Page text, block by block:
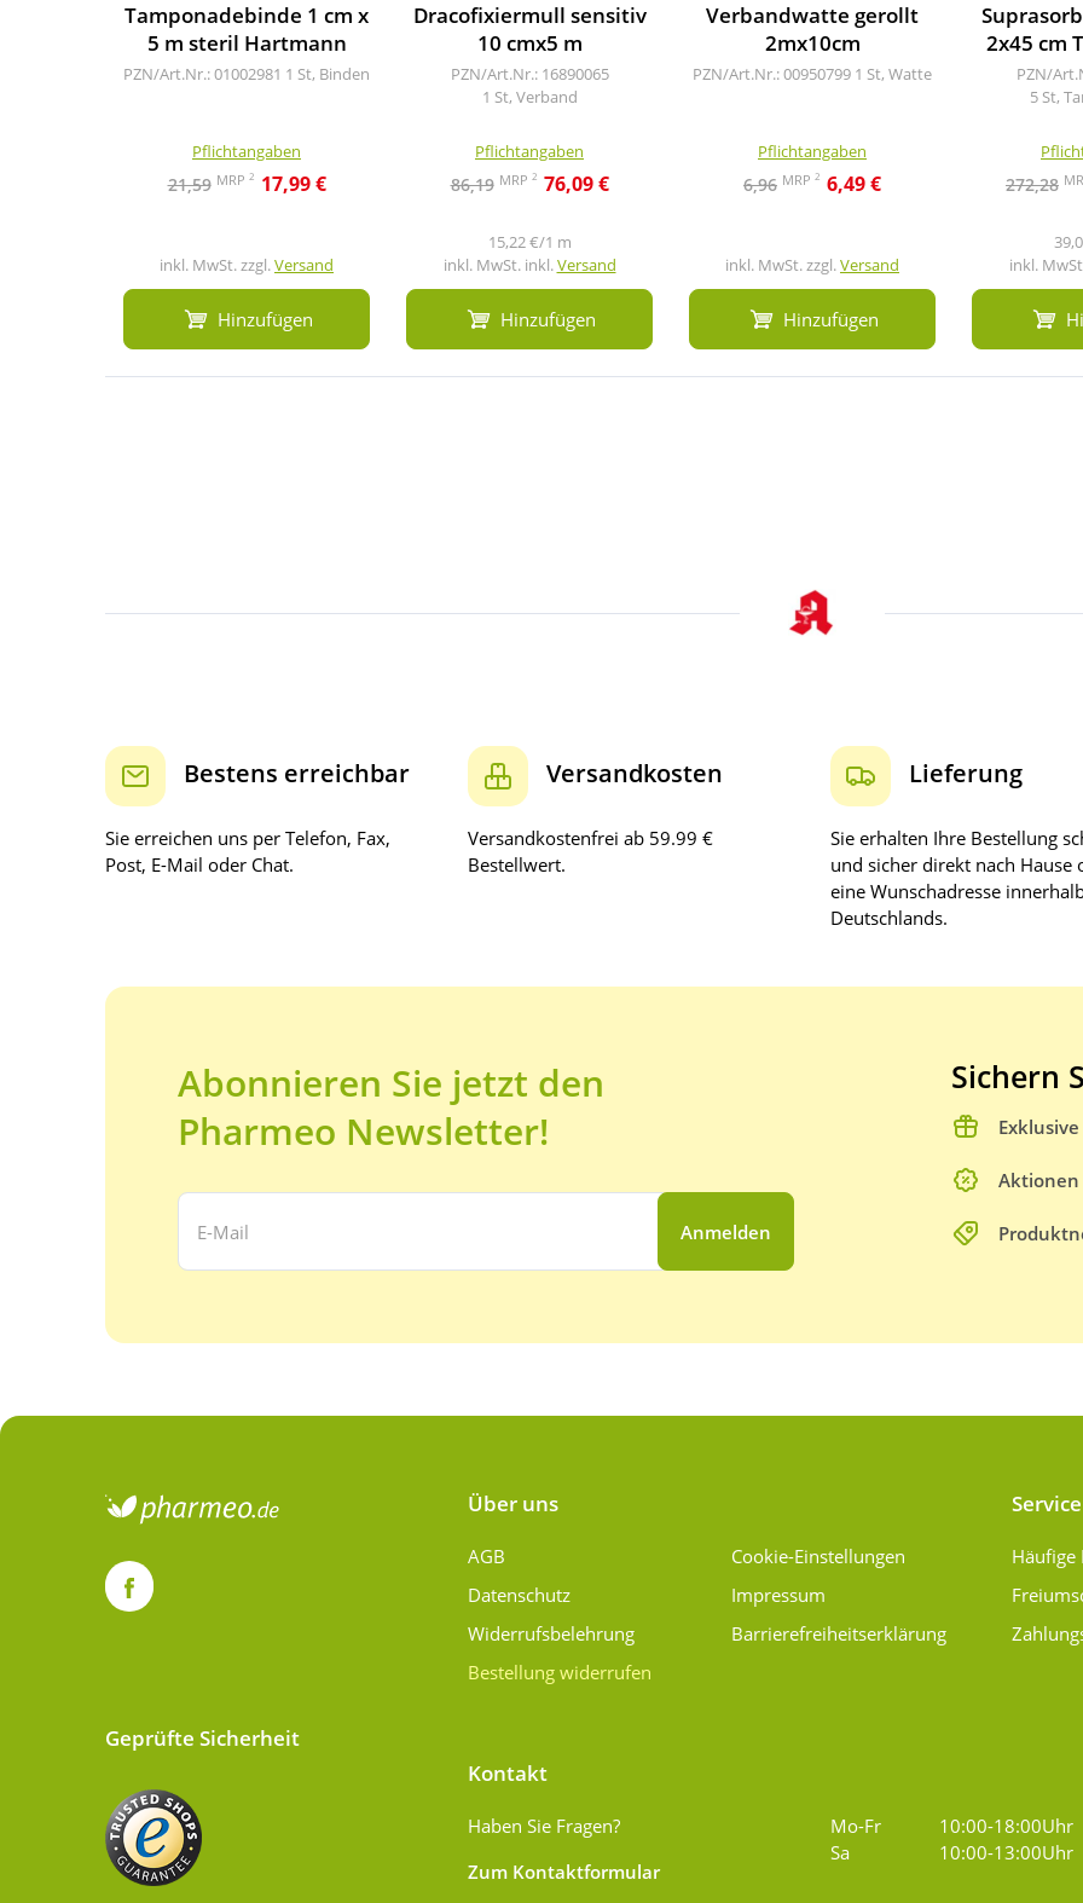
Tamponadebinde 1 cm x
5 m steril Hartmann
PZN/Art.Nr.: 01002981 1 St, Binden
Pflichtangaben
21,59 MRP 2 17,99 €
inkl. MwSt. zzgl.Versand
Hinzufügen
Dracofixiermull sensitiv
10 cmx5 m
PZN/Art.Nr.: 16890065
1 St, Verband
Pflichtangaben
86,19 MRP 2 76,09 €
15,22 €/1 m
inkl. MwSt. inkl.Versand
Hinzufügen
Verbandwatte gerollt
2mx10cm
PZN/Art.Nr.: 00950799 1 St, Watte
Pflichtangaben
6,96 MRP 2 6,49 €
inkl. MwSt. zzgl.Versand
Hinzufügen
2x45 cm
PZN/
5 St,
272,28
inkl.
Bestens erreichbar
Sie erreichen uns per Telefon, Fax,
Post, E-Mail oder Chat.
Versandkosten
Versandkostenfrei ab 59.99 €
Bestellwert.
Lieferung
Sie erhalten Ihre Bestellung
und sicher direkt nach Hause
eine Wunschadresse
Deutschlands.
Abonnieren Sie jetzt den
Pharmeo Newsletter!
Ihre E-Mail Adresse:
Anmelden
Sichern
Aktionen
Über uns
AGB
Datenschutz
Widerrufsbelehrung
Bestellung widerrufen
Cookie-Einstellungen
Impressum
Barrierefreiheitserklärung
Service
Häufige
Kontakt
Haben Sie Fragen?
Zum Kontaktformular
Mo-Fr
10:00-18:00Uhr
Sa
10:00-13:00Uhr
Geprüfte Sicherheit